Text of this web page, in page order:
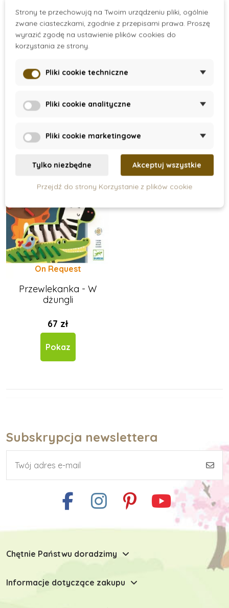
Zabawki motoryczne od 3 lat
On Stock
zestaw
On Stock
biżuterii - perłowe
On Request
Przewlekanka - W
dżungli
67 zł
Pokaz
Subskrypcja newslettera
Chętnie Państwu doradzimy
Informacje dotyczące zakupu
Strony te przechowują na Twoim urządzeniu pliki, ogólnie
zwane ciasteczkami, zgodnie z przepisami prawa. Proszę
wyrazić zgodę na ustawienie plików cookies do
korzystania ze strony.
Pliki cookie techniczne
Pliki cookie analityczne
Pliki cookie marketingowe
Tylko niezbędne Akceptuj wszystkie
Przejdź do strony Korzystanie z plików cookie